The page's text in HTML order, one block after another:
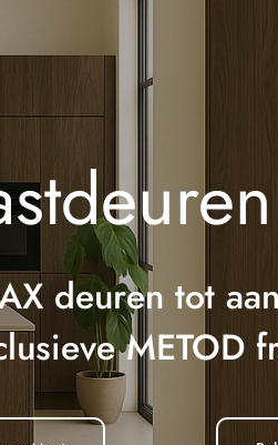
deuren tot
METOD